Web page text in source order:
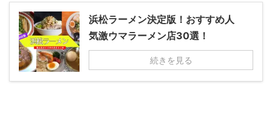
浜松ラーメン決定版！おすすめ人
気激ウマラーメン店30選！
続きを見る